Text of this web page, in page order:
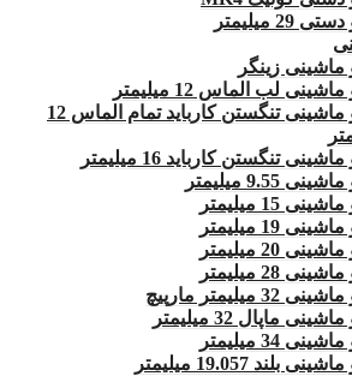
29 میلیمتر
ماشینی زینگر
لب الماس 12 میلیمتر
برقو ماشینی تنگستن کارباید تمام الماس 12
تنگستن کارباید 16 میلیمتر
9.55 میلیمتر
15 میلیمتر
19 میلیمتر
20 میلیمتر
28 میلیمتر
32 میلیمتر مارپیچ
ماپال 32 میلیمتر
34 میلیمتر
بلند 19.057 میلیمتر